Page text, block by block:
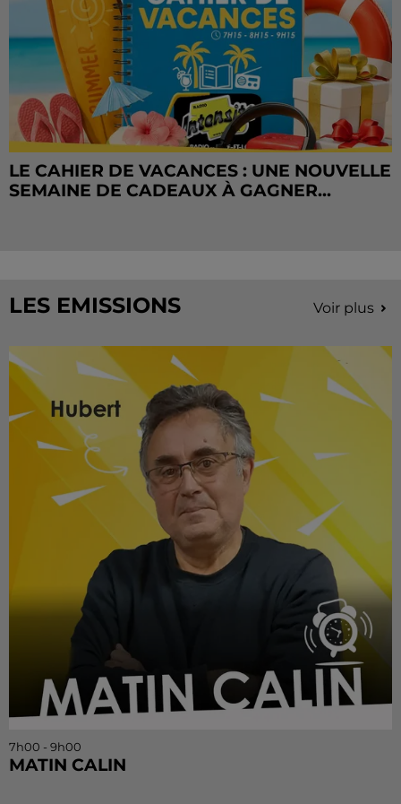
LE CAHIER DE VACANCES : UNE NOUVELLE
SEMAINE DE CADEAUX À GAGNER...
LES EMISSIONS Voir plus
7h00 - 9h00
MATIN CALIN